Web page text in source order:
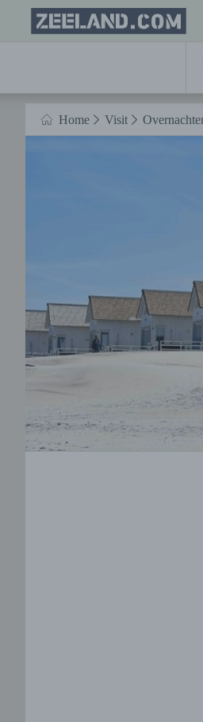
Naar hoofdinhoud
Homepage
Zeeland.com
HOME
Home Visit